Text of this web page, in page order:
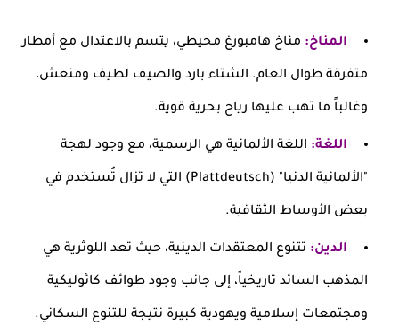
المناخ: مناخ هامبورغ محيطي، يتسم بالاعتدال مع أمطار
متفرقة طوال العام. الشتاء بارد والصيف لطيف ومنعش،
وغالباً ما تهب عليها رياح بحرية قوية.
اللغة: اللغة الألمانية هي الرسمية، مع وجود لهجة
"الألمانية الدنيا" (Plattdeutsch) التي لا تزال تُستخدم في
بعض الأوساط الثقافية.
الدين: تتنوع المعتقدات الدينية، حيث تعد اللوثرية هي
المذهب السائد تاريخياً، إلى جانب وجود طوائف كاثوليكية
ومجتمعات إسلامية ويهودية كبيرة نتيجة للتنوع السكاني.